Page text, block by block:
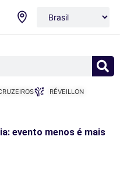
RÉVEILLON
evento menos é mais